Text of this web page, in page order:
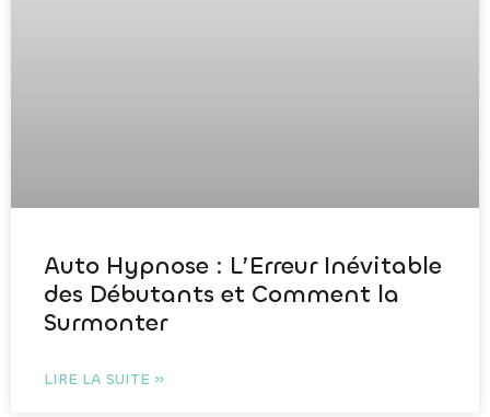
Auto Hypnose : L’Erreur Inévitable
des Débutants et Comment la
Surmonter
LIRE LA SUITE »